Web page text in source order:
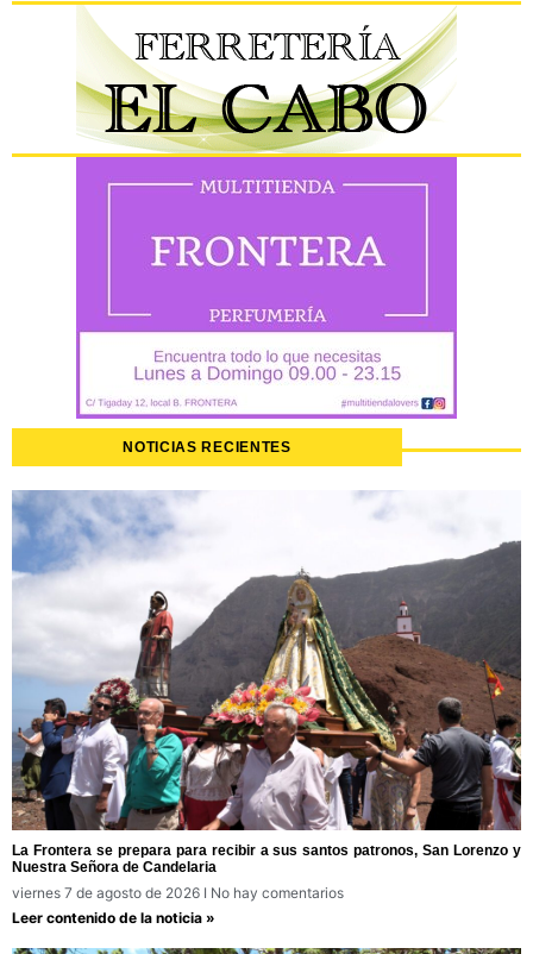
NOTICIAS RECIENTES
La Frontera se prepara para recibir a sus santos patronos, San Lorenzo y
Nuestra Señora de Candelaria
viernes 7 de agosto de 2026
No hay comentarios
Leer contenido de la noticia »